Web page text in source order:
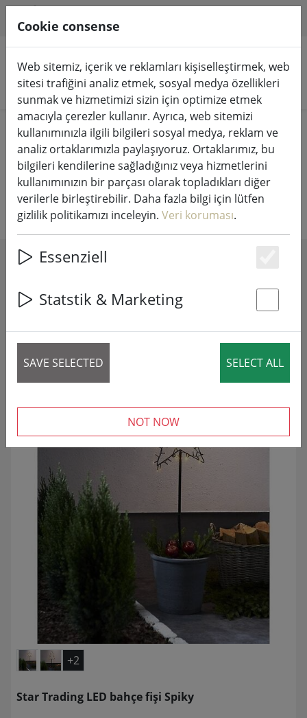
Ürünleri arayın
Home
Peri ışıkları & aydınlatma
Aydınlatılmış nesneler
Yaşam alanı için hafif objeler
+2
Star Trading LED bahçe fişi Spiky
Cookie consense
Web sitemiz, içerik ve reklamları kişiselleştirmek, web
sitesi trafiğini analiz etmek, sosyal medya özellikleri
sunmak ve hizmetimizi sizin için optimize etmek
amacıyla çerezler kullanır. Ayrıca, web sitemizi
kullanımınızla ilgili bilgileri sosyal medya, reklam ve
analiz ortaklarımızla paylaşıyoruz. Ortaklarımız, bu
bilgileri kendilerine sağladığınız veya hizmetlerini
kullanımınızın bir parçası olarak topladıkları diğer
verilerle birleştirebilir. Daha fazla bilgi için lütfen
gizlilik politikamızı inceleyin. Veri koruması.
Essenziell
Statstik & Marketing
SAVE SELECTED SELECT ALL
NOT NOW